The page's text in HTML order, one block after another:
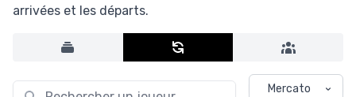
arrivées et les départs.
Mercato